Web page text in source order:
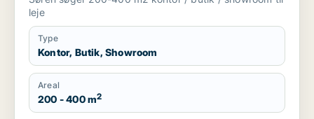
leje
Type
Kontor, Butik, Showroom
Areal
200 - 400 m2